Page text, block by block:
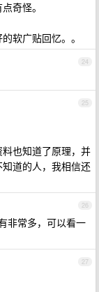
奇怪。
软广贴回忆。。
24
25
也知道了原理，并
道的人，我相信还
26
非常多，可以看一
27